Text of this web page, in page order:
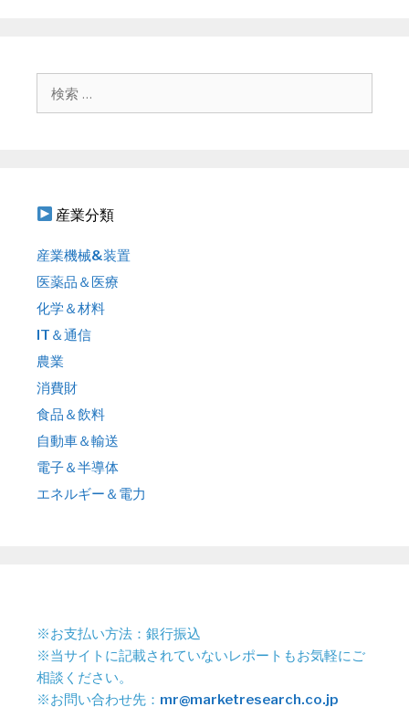
ョ
産業分類
産業機械&装置
医薬品＆医療
化学＆材料
IT＆通信
農業
消費財
食品＆飲料
自動車＆輸送
電子＆半導体
エネルギー＆電力
※お支払い方法：銀行振込
※当サイトに記載されていないレポートもお気軽にご
相談ください。
※お問い合わせ先： mr@marketresearch.co.jp